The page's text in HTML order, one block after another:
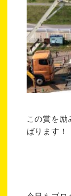
この賞を
ばります！